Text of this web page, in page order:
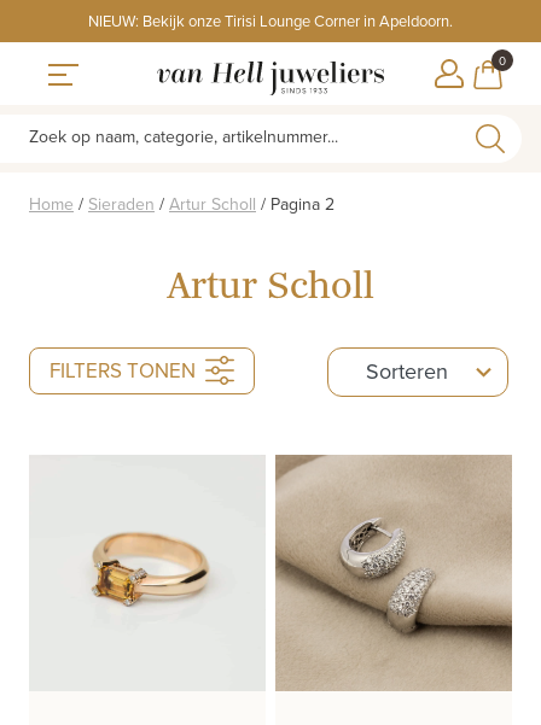
to
content
NIEUW: Bekijk onze Tirisi Lounge Corner in Apeldoorn.
0
Zoek op naam, categorie, artikelnummer...
Home / Sieraden / Artur Scholl / Pagina 2
Artur Scholl
FILTERS TONEN Sorteren
5
results